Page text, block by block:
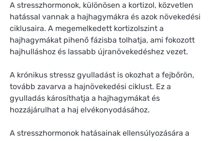
A stresszhormonok, különösen a kortizol, közvetlen
hatással vannak a hajhagymákra és azok növekedési
ciklusaira. A megemelkedett kortizolszint a
hajhagymákat pihenő fázisba tolhatja, ami fokozott
hajhulláshoz és lassabb újranövekedéshez vezet.
A krónikus stressz gyulladást is okozhat a fejbőrön,
tovább zavarva a hajnövekedési ciklust. Ez a
gyulladás károsíthatja a hajhagymákat és
hozzájárulhat a haj elvékonyodásához.
A stresszhormonok hatásainak ellensúlyozására a